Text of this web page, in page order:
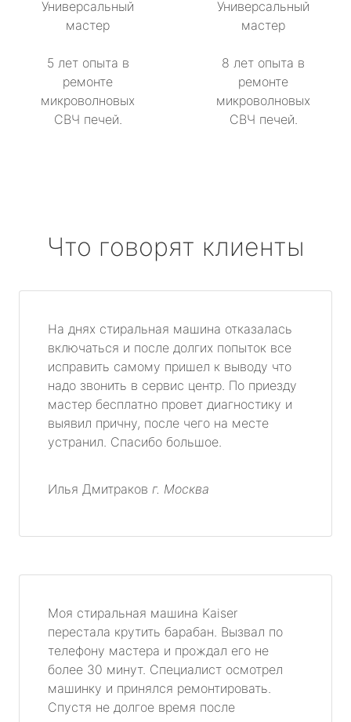
Универсальный
мастер
5 лет опыта в
ремонте
микроволновых
СВЧ печей.
Универсальный
мастер
8 лет опыта в
ремонте
микроволновых
СВЧ печей.
Что говорят клиенты
На днях стиральная машина отказалась
включаться и после долгих попыток все
исправить самому пришел к выводу что
надо звонить в сервис центр. По приезду
мастер бесплатно провет диагностику и
выявил причну, после чего на месте
устранил. Спасибо большое.
Илья Дмитраков г. Москва
Моя стиральная машина Kaiser
перестала крутить барабан. Вызвал по
телефону мастера и прождал его не
более 30 минут. Специалист осмотрел
машинку и принялся ремонтировать.
Спустя не долгое время после